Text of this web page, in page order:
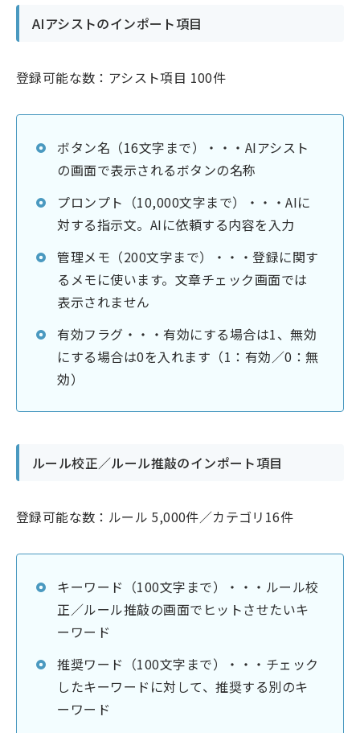
AIアシストのインポート項目
登録可能な数：アシスト項目 100件
ボタン名（16文字まで）・・・AIアシスト
の画面で表示されるボタンの名称
プロンプト（10,000文字まで）・・・AIに
対する指示文。AIに依頼する内容を入力
管理メモ（200文字まで）・・・登録に関す
るメモに使います。文章チェック画面では
表示されません
有効フラグ・・・有効にする場合は1、無効
にする場合は0を入れます（1：有効／0：無
効）
ルール校正／ルール推敲のインポート項目
登録可能な数：ルール 5,000件／カテゴリ16件
キーワード（100文字まで）・・・ルール校
正／ルール推敲の画面でヒットさせたいキ
ーワード
推奨ワード（100文字まで）・・・チェック
したキーワードに対して、推奨する別のキ
ーワード